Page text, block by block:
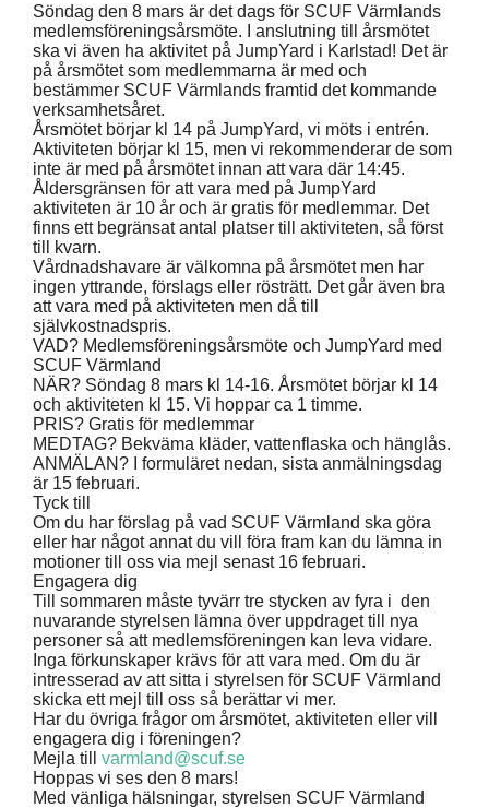
Söndag den 8 mars är det dags för SCUF Värmlands
medlemsföreningsårsmöte. I anslutning till årsmötet
ska vi även ha aktivitet på JumpYard i Karlstad! Det är
på årsmötet som medlemmarna är med och
bestämmer SCUF Värmlands framtid det kommande
verksamhetsåret.
Årsmötet börjar kl 14 på JumpYard, vi möts i entrén.
Aktiviteten börjar kl 15, men vi rekommenderar de som
inte är med på årsmötet innan att vara där 14:45.
Åldersgränsen för att vara med på JumpYard
aktiviteten är 10 år och är gratis för medlemmar. Det
finns ett begränsat antal platser till aktiviteten, så först
till kvarn.
Vårdnadshavare är välkomna på årsmötet men har
ingen yttrande, förslags eller rösträtt. Det går även bra
att vara med på aktiviteten men då till
självkostnadspris.
VAD? Medlemsföreningsårsmöte och JumpYard med
SCUF Värmland
NÄR? Söndag 8 mars kl 14-16. Årsmötet börjar kl 14
och aktiviteten kl 15. Vi hoppar ca 1 timme.
PRIS? Gratis för medlemmar
MEDTAG? Bekväma kläder, vattenflaska och hänglås.
ANMÄLAN? I formuläret nedan, sista anmälningsdag
är 15 februari.
Tyck till
Om du har förslag på vad SCUF Värmland ska göra
eller har något annat du vill föra fram kan du lämna in
motioner till oss via mejl senast 16 februari.
Engagera dig
Till sommaren måste tyvärr tre stycken av fyra i den
nuvarande styrelsen lämna över uppdraget till nya
personer så att medlemsföreningen kan leva vidare.
Inga förkunskaper krävs för att vara med. Om du är
intresserad av att sitta i styrelsen för SCUF Värmland
skicka ett mejl till oss så berättar vi mer.
Har du övriga frågor om årsmötet, aktiviteten eller vill
engagera dig i föreningen?
Mejla till varmland@scuf.se
Hoppas vi ses den 8 mars!
Med vänliga hälsningar, styrelsen SCUF Värmland